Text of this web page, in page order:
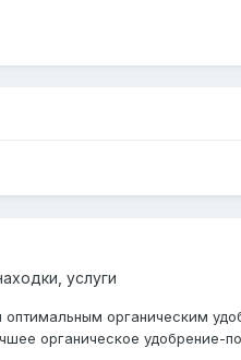
услуги
органическим
органическое удобрение-